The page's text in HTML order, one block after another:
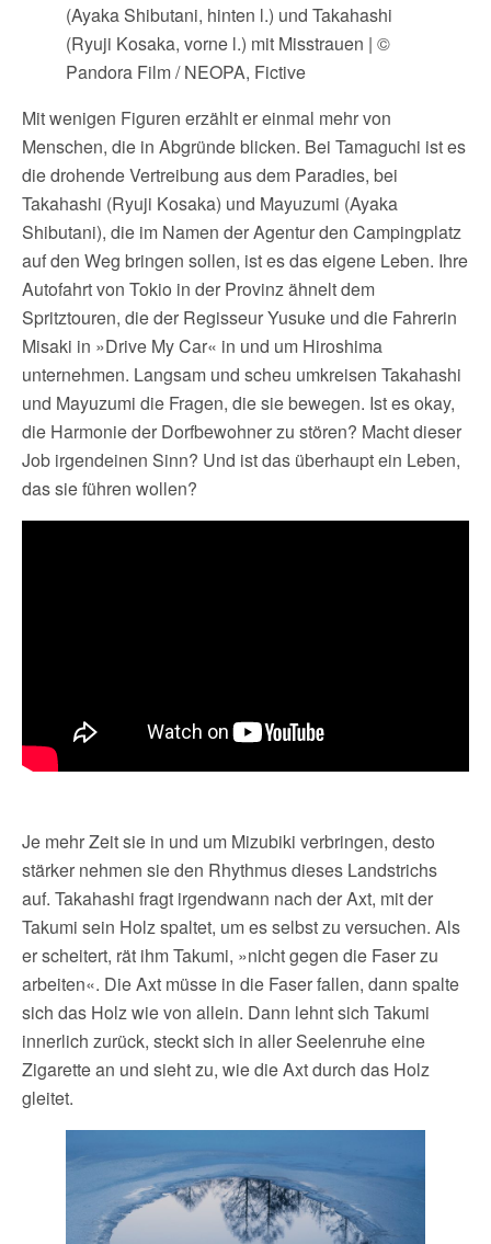
(Ayaka Shibutani, hinten l.) und Takahashi
(Ryuji Kosaka, vorne l.) mit Misstrauen | ©
Pandora Film / NEOPA, Fictive
Mit wenigen Figuren erzählt er einmal mehr von
Menschen, die in Abgründe blicken. Bei Tamaguchi ist es
die drohende Vertreibung aus dem Paradies, bei
Takahashi (Ryuji Kosaka) und Mayuzumi (Ayaka
Shibutani), die im Namen der Agentur den Campingplatz
auf den Weg bringen sollen, ist es das eigene Leben. Ihre
Autofahrt von Tokio in der Provinz ähnelt dem
Spritztouren, die der Regisseur Yusuke und die Fahrerin
Misaki in »Drive My Car« in und um Hiroshima
unternehmen. Langsam und scheu umkreisen Takahashi
und Mayuzumi die Fragen, die sie bewegen. Ist es okay,
die Harmonie der Dorfbewohner zu stören? Macht dieser
Job irgendeinen Sinn? Und ist das überhaupt ein Leben,
das sie führen wollen?
Je mehr Zeit sie in und um Mizubiki verbringen, desto
stärker nehmen sie den Rhythmus dieses Landstrichs
auf. Takahashi fragt irgendwann nach der Axt, mit der
Takumi sein Holz spaltet, um es selbst zu versuchen. Als
er scheitert, rät ihm Takumi, »nicht gegen die Faser zu
arbeiten«. Die Axt müsse in die Faser fallen, dann spalte
sich das Holz wie von allein. Dann lehnt sich Takumi
innerlich zurück, steckt sich in aller Seelenruhe eine
Zigarette an und sieht zu, wie die Axt durch das Holz
gleitet.